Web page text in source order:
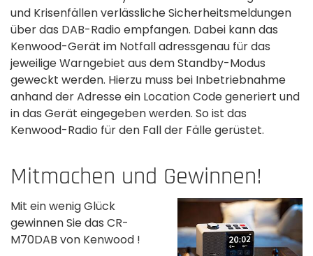
und Krisenfällen verlässliche Sicherheitsmeldungen
über das DAB-Radio empfangen. Dabei kann das
Kenwood-Gerät im Notfall adressgenau für das
jeweilige Warngebiet aus dem Standby-Modus
geweckt werden. Hierzu muss bei Inbetriebnahme
anhand der Adresse ein Location Code generiert und
in das Gerät eingegeben werden. So ist das
Kenwood-Radio für den Fall der Fälle gerüstet.
Mitmachen und Gewinnen!
Mit ein wenig Glück
gewinnen Sie das CR-
M70DAB von Kenwood !